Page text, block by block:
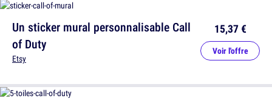
Un sticker mural personnalisable Call
of Duty
Etsy
15,37 €
Voir l'offre